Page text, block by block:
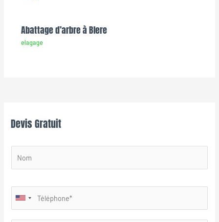
Abattage d’arbre à Blere
elagage
Devis Gratuit